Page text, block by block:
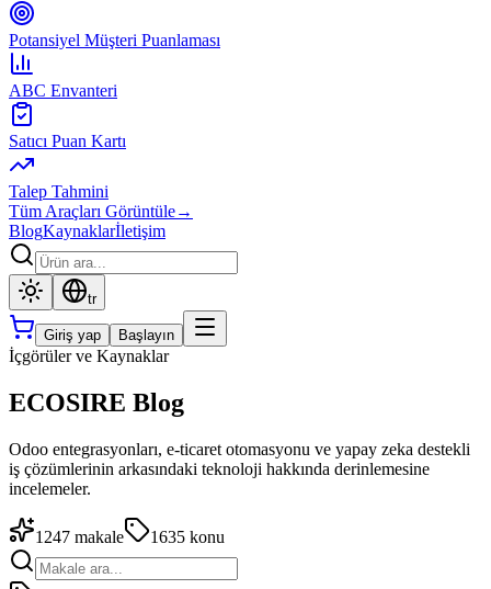
Potansiyel Müşteri Puanlaması
ABC Envanteri
Satıcı Puan Kartı
Talep Tahmini
Tüm Araçları Görüntüle→
BlogKaynaklarİletişim
tr
Giriş yap Başlayın
İçgörüler ve Kaynaklar
ECOSIRE Blog
Odoo entegrasyonları, e-ticaret otomasyonu ve yapay zeka destekli
iş çözümlerinin arkasındaki teknoloji hakkında derinlemesine
incelemeler.
1247 makale 1635 konu